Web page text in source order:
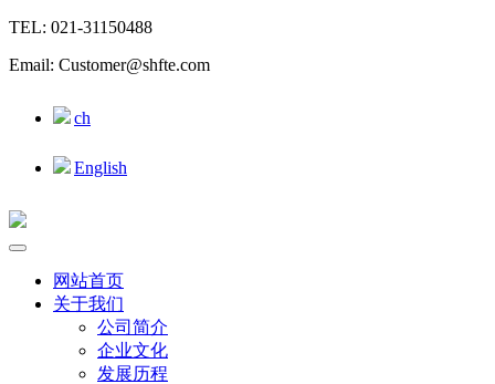
TEL: 021-31150488
Email: Customer@shfte.com
ch
English
网站首页
关于我们
公司简介
企业文化
发展历程